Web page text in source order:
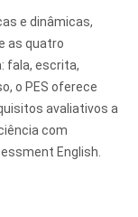
e dinâmicas,
as quatro
fala, escrita,
o PES oferece
avaliativos a
com
English.